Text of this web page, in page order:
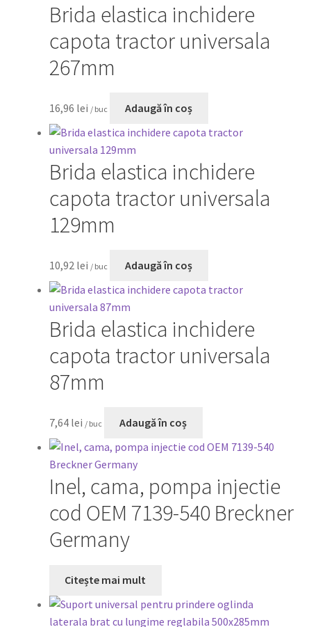
Brida elastica inchidere
capota tractor universala
267mm
16,96 lei / buc Adaugă în coș
Brida elastica inchidere
capota tractor universala
129mm
10,92 lei / buc Adaugă în coș
Brida elastica inchidere
capota tractor universala
87mm
7,64 lei / buc Adaugă în coș
Inel, cama, pompa injectie
cod OEM 7139-540 Breckner
Germany
Citește mai mult